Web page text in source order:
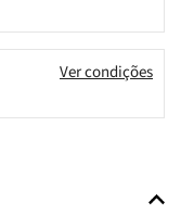
Ver condições